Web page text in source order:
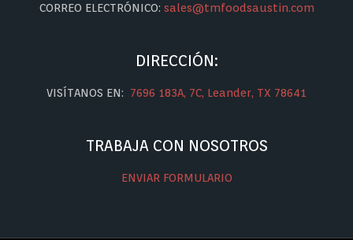
CORREO ELECTRÓNICO: sales@tmfoodsaustin.com
DIRECCIÓN:
VISÍTANOS EN: 7696 183A, 7C, Leander, TX 78641
TRABAJA CON NOSOTROS
ENVIAR FORMULARIO